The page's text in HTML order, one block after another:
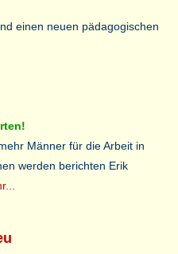
einen neuen pädagogischen
Männer für die Arbeit in
werden berichten Erik